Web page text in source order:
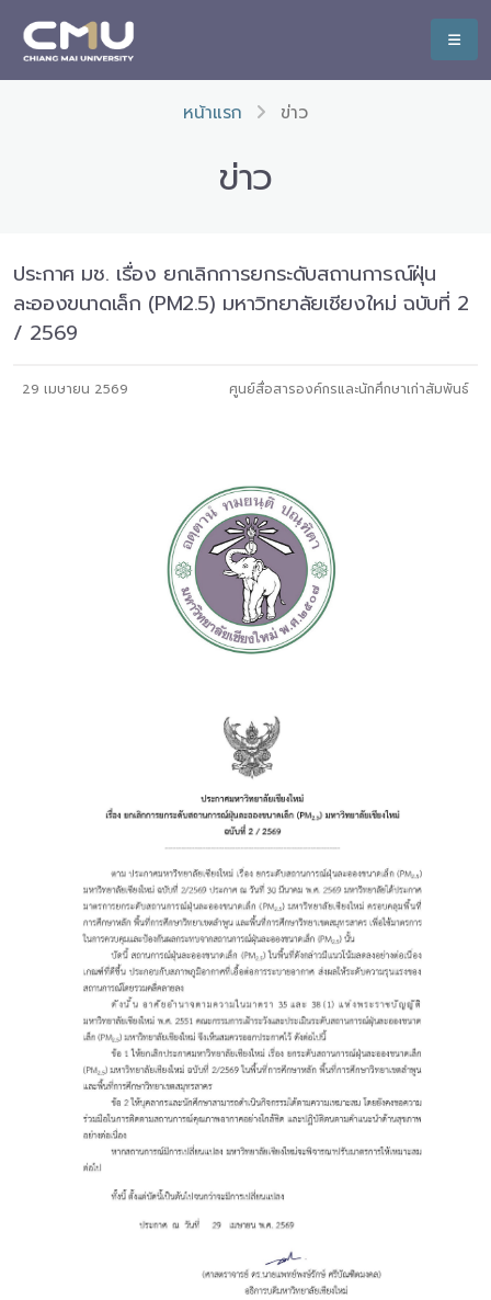
หน้าแรก ข่าว
ข่าว
ประกาศ มช. เรื่อง ยกเลิกการยกระดับสถานการณ์ฝุ่น
ละอองขนาดเล็ก (PM2.5) มหาวิทยาลัยเชียงใหม่ ฉบับที่ 2
/ 2569
29 เมษายน 2569 ศูนย์สื่อสารองค์กรและนักศึกษาเก่าสัมพันธ์